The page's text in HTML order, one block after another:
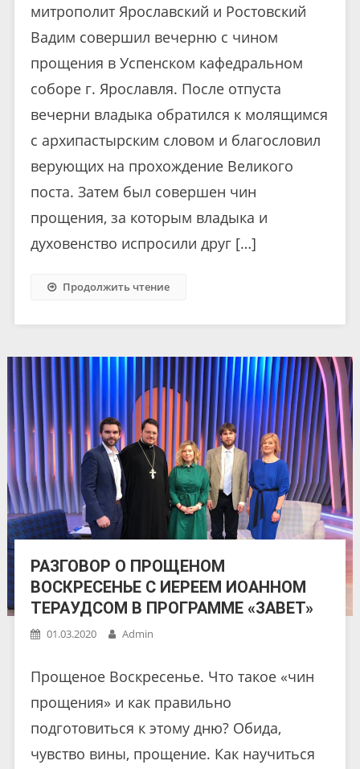
митрополит Ярославский и Ростовский
Вадим совершил вечерню с чином
прощения в Успенском кафедральном
соборе г. Ярославля. После отпуста
вечерни владыка обратился к молящимся
с архипастырским словом и благословил
верующих на прохождение Великого
поста. Затем был совершен чин
прощения, за которым владыка и
духовенство испросили друг […]
Продолжить чтение
РАЗГОВОР О ПРОЩЕНОМ
ВОСКРЕСЕНЬЕ С ИЕРЕЕМ ИОАННОМ
ТЕРАУДСОМ В ПРОГРАММЕ «ЗАВЕТ»
01.03.2020 Admin
Прощеное Воскресенье. Что такое «чин
прощения» и как правильно
подготовиться к этому дню? Обида,
чувство вины, прощение. Как научиться